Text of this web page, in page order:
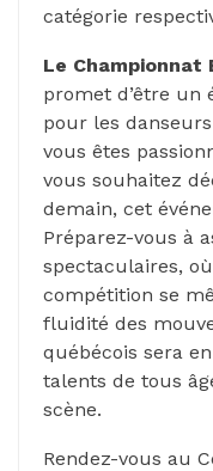
catégorie
Le Championnat
promet d’être un
pour les
vous êtes
vous souhaitez
demain, cet
Préparez-vous à
spectaculaires, où
compétition se
fluidité des
québécois sera
talents de tous
scène.
Rendez-vous au